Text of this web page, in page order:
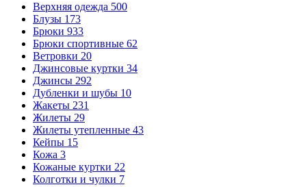
Верхняя одежда 500
Блузы 173
Брюки 933
Брюки спортивные 62
Ветровки 20
Джинсовые куртки 34
Джинсы 292
Дубленки и шубы 10
Жакеты 231
Жилеты 29
Жилеты утепленные 43
Кейпы 15
Кожа 3
Кожаные куртки 22
Колготки и чулки 7